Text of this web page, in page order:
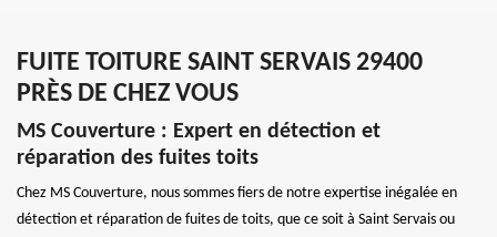
FUITE TOITURE SAINT SERVAIS 29400
PRÈS DE CHEZ VOUS
MS Couverture : Expert en détection et
réparation des fuites toits
Chez MS Couverture, nous sommes fiers de notre expertise inégalée en
détection et réparation de fuites de toits, que ce soit à Saint Servais ou